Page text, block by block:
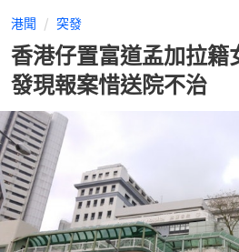
港聞 突發
香港仔置富道孟加拉
發現報案惜送院不治